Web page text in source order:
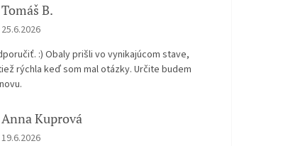
Tomáš B.
Hodnocení obchodu je 5 z 5 hvězdiček.
25.6.2026
:) Obaly prišli vo vynikajúcom stave,
rýchla keď som mal otázky. Určite budem
Anna Kuprová
Hodnocení obchodu je 5 z 5 hvězdiček.
19.6.2026